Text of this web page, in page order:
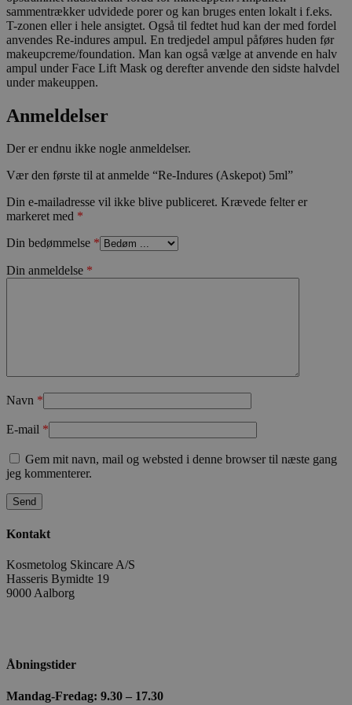
sammentrækker udvidede porer og kan bruges enten lokalt i f.eks.
T-zonen eller i hele ansigtet. Også til fedtet hud kan der med fordel
anvendes Re-indures ampul. En tredjedel ampul påføres huden før
makeupcreme/foundation. Man kan også vælge at anvende en halv
ampul under Face Lift Mask og derefter anvende den sidste halvdel
under makeuppen.
Anmeldelser
Der er endnu ikke nogle anmeldelser.
Vær den første til at anmelde “Re-Indures (Askepot) 5ml”
Din e-mailadresse vil ikke blive publiceret. Krævede felter er
markeret med *
Din bedømmelse *
Din anmeldelse *
Navn *
E-mail *
Gem mit navn, mail og websted i denne browser til næste gang
jeg kommenterer.
Kontakt
Kosmetolog Skincare A/S
Hasseris Bymidte 19
9000 Aalborg
Åbningstider
Mandag-Fredag: 9.30 – 17.30
woocommerce_cart_hash
Automattic
woocommerce_items_in_cart
wp_woocommerce_session_[abcdef0123456789]
CookieScriptConsent
{32}